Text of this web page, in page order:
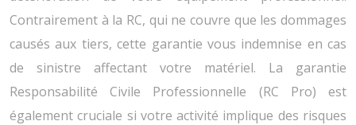
Contrairement à la RC, qui ne couvre que les dommages
causés aux tiers, cette garantie vous indemnise en cas
de sinistre affectant votre matériel. La garantie
Responsabilité Civile Professionnelle (RC Pro) est
également cruciale si votre activité implique des risques